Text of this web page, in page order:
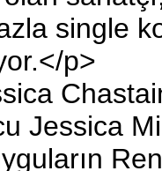
single
p>
Jessica